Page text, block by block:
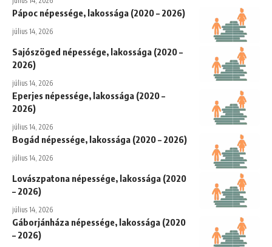
Pápoc népessége, lakossága (2020 – 2026)
július 14, 2026
Sajószöged népessége, lakossága (2020 –
2026)
július 14, 2026
Eperjes népessége, lakossága (2020 –
2026)
július 14, 2026
Bogád népessége, lakossága (2020 – 2026)
július 14, 2026
Lovászpatona népessége, lakossága (2020
– 2026)
július 14, 2026
Gáborjánháza népessége, lakossága (2020
– 2026)